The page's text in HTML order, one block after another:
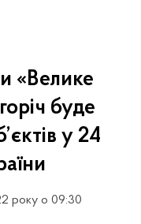
«Велике
буде
у 24
року о 09:30